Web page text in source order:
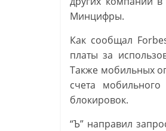
Минцифры.
Как сообщал
платы за
Также мобильных
счета
блокировок.
“Ъ” направил